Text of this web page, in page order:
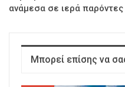
ανάμεσα σε ιερά παρόντες
Μπορεί επίσης να